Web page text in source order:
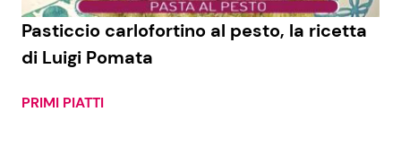
Pasticcio carlofortino al pesto, la ricetta
di Luigi Pomata
PRIMI PIATTI